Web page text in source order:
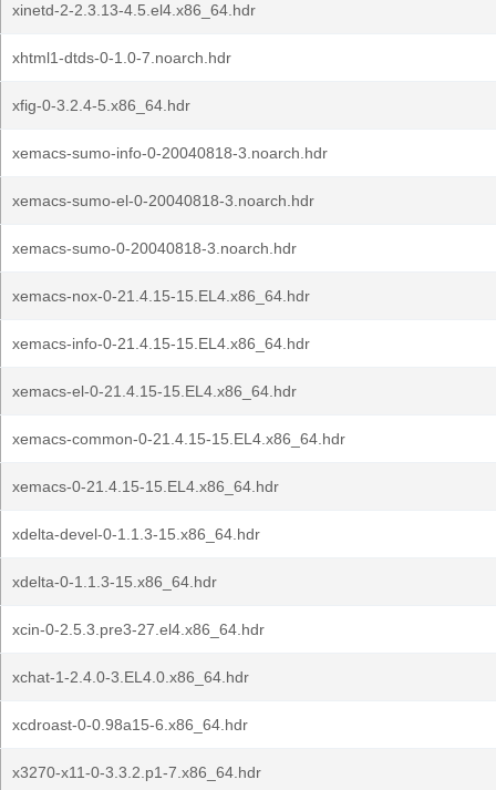
xinetd-2-2.3.13-4.5.el4.x86_64.hdr
xhtml1-dtds-0-1.0-7.noarch.hdr
xfig-0-3.2.4-5.x86_64.hdr
xemacs-sumo-info-0-20040818-3.noarch.hdr
xemacs-sumo-el-0-20040818-3.noarch.hdr
xemacs-sumo-0-20040818-3.noarch.hdr
xemacs-nox-0-21.4.15-15.EL4.x86_64.hdr
xemacs-info-0-21.4.15-15.EL4.x86_64.hdr
xemacs-el-0-21.4.15-15.EL4.x86_64.hdr
xemacs-common-0-21.4.15-15.EL4.x86_64.hdr
xemacs-0-21.4.15-15.EL4.x86_64.hdr
xdelta-devel-0-1.1.3-15.x86_64.hdr
xdelta-0-1.1.3-15.x86_64.hdr
xcin-0-2.5.3.pre3-27.el4.x86_64.hdr
xchat-1-2.4.0-3.EL4.0.x86_64.hdr
xcdroast-0-0.98a15-6.x86_64.hdr
x3270-x11-0-3.3.2.p1-7.x86_64.hdr